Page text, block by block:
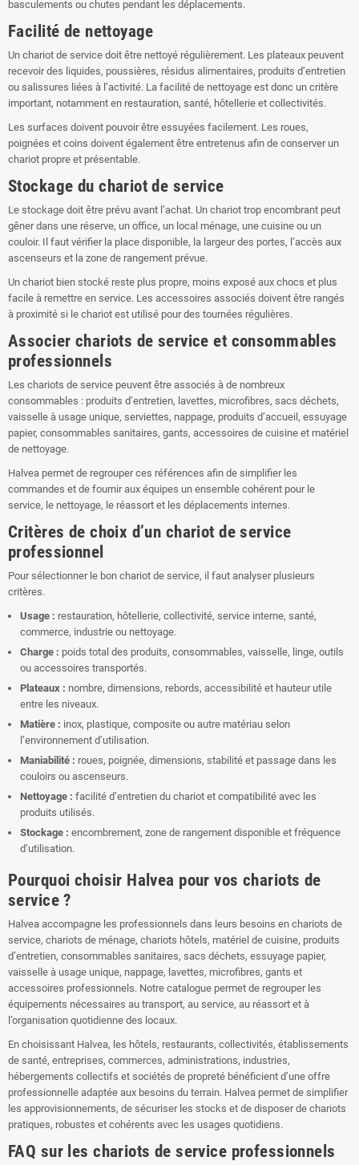
basculements ou chutes pendant les déplacements.
Facilité de nettoyage
Un chariot de service doit être nettoyé régulièrement. Les plateaux peuvent
recevoir des liquides, poussières, résidus alimentaires, produits d’entretien
ou salissures liées à l’activité. La facilité de nettoyage est donc un critère
important, notamment en restauration, santé, hôtellerie et collectivités.
Les surfaces doivent pouvoir être essuyées facilement. Les roues,
poignées et coins doivent également être entretenus afin de conserver un
chariot propre et présentable.
Stockage du chariot de service
Le stockage doit être prévu avant l’achat. Un chariot trop encombrant peut
gêner dans une réserve, un office, un local ménage, une cuisine ou un
couloir. Il faut vérifier la place disponible, la largeur des portes, l’accès aux
ascenseurs et la zone de rangement prévue.
Un chariot bien stocké reste plus propre, moins exposé aux chocs et plus
facile à remettre en service. Les accessoires associés doivent être rangés
à proximité si le chariot est utilisé pour des tournées régulières.
Associer chariots de service et consommables
professionnels
Les chariots de service peuvent être associés à de nombreux
consommables : produits d’entretien, lavettes, microfibres, sacs déchets,
vaisselle à usage unique, serviettes, nappage, produits d’accueil, essuyage
papier, consommables sanitaires, gants, accessoires de cuisine et matériel
de nettoyage.
Halvea permet de regrouper ces références afin de simplifier les
commandes et de fournir aux équipes un ensemble cohérent pour le
service, le nettoyage, le réassort et les déplacements internes.
Critères de choix d’un chariot de service
professionnel
Pour sélectionner le bon chariot de service, il faut analyser plusieurs
critères.
Usage : restauration, hôtellerie, collectivité, service interne, santé,
commerce, industrie ou nettoyage.
Charge : poids total des produits, consommables, vaisselle, linge, outils
ou accessoires transportés.
Plateaux : nombre, dimensions, rebords, accessibilité et hauteur utile
entre les niveaux.
Matière : inox, plastique, composite ou autre matériau selon
l’environnement d’utilisation.
Maniabilité : roues, poignée, dimensions, stabilité et passage dans les
couloirs ou ascenseurs.
Nettoyage : facilité d’entretien du chariot et compatibilité avec les
produits utilisés.
Stockage : encombrement, zone de rangement disponible et fréquence
d’utilisation.
Pourquoi choisir Halvea pour vos chariots de
service ?
Halvea accompagne les professionnels dans leurs besoins en chariots de
service, chariots de ménage, chariots hôtels, matériel de cuisine, produits
d’entretien, consommables sanitaires, sacs déchets, essuyage papier,
vaisselle à usage unique, nappage, lavettes, microfibres, gants et
accessoires professionnels. Notre catalogue permet de regrouper les
équipements nécessaires au transport, au service, au réassort et à
l’organisation quotidienne des locaux.
En choisissant Halvea, les hôtels, restaurants, collectivités, établissements
de santé, entreprises, commerces, administrations, industries,
hébergements collectifs et sociétés de propreté bénéficient d’une offre
professionnelle adaptée aux besoins du terrain. Halvea permet de simplifier
les approvisionnements, de sécuriser les stocks et de disposer de chariots
pratiques, robustes et cohérents avec les usages quotidiens.
FAQ sur les chariots de service professionnels